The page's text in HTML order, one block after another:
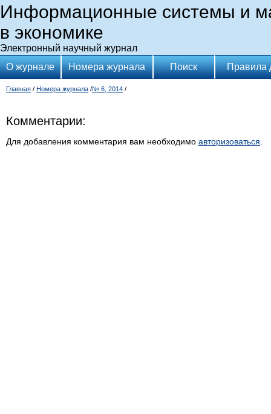
Информационные системы и
в экономике
Электронный научный журнал
О журнале
Номера журнала Поиск Правила
Главная / Номера журнала /№ 6, 2014 /
Комментарии:
Для добавления комментария вам необходимо авторизоваться